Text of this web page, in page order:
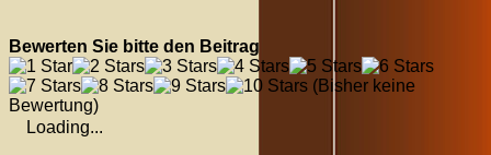
Bewerten Sie bitte den Beitrag
(Bisher keine
Bewertung)
Loading...